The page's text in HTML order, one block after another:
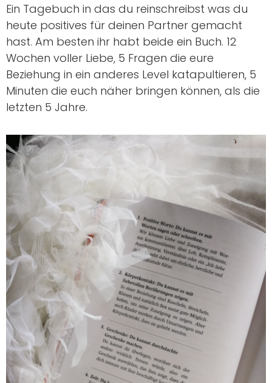
Ein Tagebuch in das du reinschreibst was du
heute positives für deinen Partner gemacht
hast. Am besten ihr habt beide ein Buch. 12
Wochen voller Liebe, 5 Fragen die eure
Beziehung in ein anderes Level katapultieren, 5
Minuten die euch näher bringen können, als die
letzten 5 Jahre.